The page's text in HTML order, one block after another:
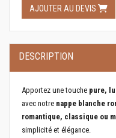
AJOUTER AU DEVIS
DESCRIPTION
Apportez une touche pure,
avec notre nappe blanche
romantique, classique ou
simplicité et élégance.